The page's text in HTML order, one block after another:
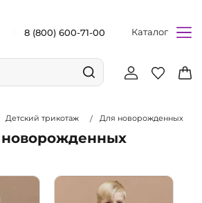
8 (800) 600-71-00 Каталог
Детский трикотаж Для новорожденных